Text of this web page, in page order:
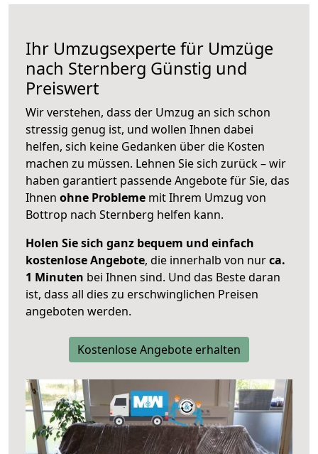
Ihr Umzugsexperte für Umzüge
nach Sternberg Günstig und
Preiswert
Wir verstehen, dass der Umzug an sich schon
stressig genug ist, und wollen Ihnen dabei
helfen, sich keine Gedanken über die Kosten
machen zu müssen. Lehnen Sie sich zurück – wir
haben garantiert passende Angebote für Sie, das
Ihnen ohne Probleme mit Ihrem Umzug von
Bottrop nach Sternberg helfen kann.
Holen Sie sich ganz bequem und einfach
kostenlose Angebote, die innerhalb von nurca.
1 Minuten bei Ihnen sind. Und das Beste daran
ist, dass all dies zu erschwinglichen Preisen
angeboten werden.
Kostenlose Angebote erhalten